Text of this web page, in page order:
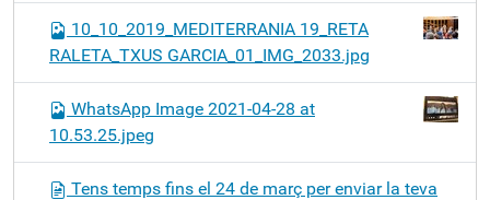
10_10_2019_MEDITERRANIA 19_RETA
RALETA_TXUS GARCIA_01_IMG_2033.jpg
WhatsApp Image 2021-04-28 at
10.53.25.jpeg
Tens temps fins el 24 de març per enviar la teva